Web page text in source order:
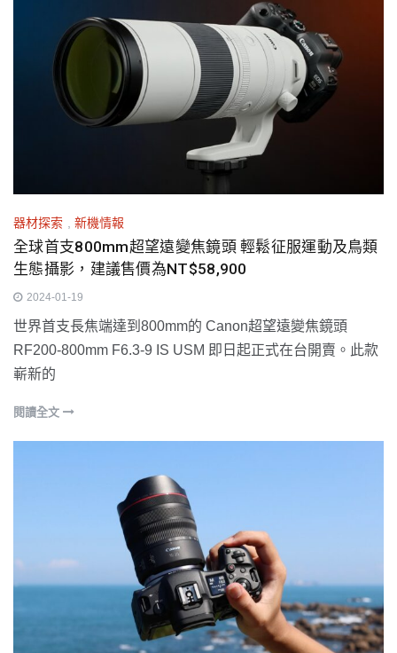
器材探索 新機情報
全球首支800mm超望遠變焦鏡頭 輕鬆征服運動及鳥類
生態攝影，建議售價為NT$58,900
2024-01-19
世界首支長焦端達到800mm的 Canon超望遠變焦鏡頭
RF200-800mm F6.3-9 IS USM 即日起正式在台開賣。此款
嶄新的
閱讀全文